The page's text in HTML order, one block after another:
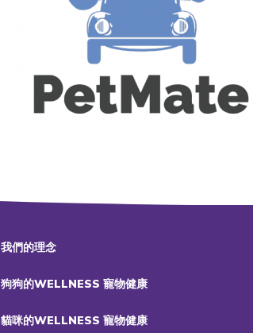
我們的理念
狗狗的WELLNESS 寵物健康
貓咪的WELLNESS 寵物健康